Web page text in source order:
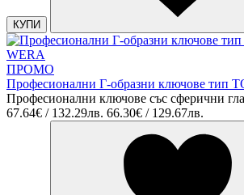
КУПИ
ПРОМО
Професионални Г-образни ключове тип
Професионални ключове със сферични
67.64€ / 132.29лв. 66.30€ / 129.67лв.